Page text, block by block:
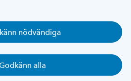
nödvändiga
alla